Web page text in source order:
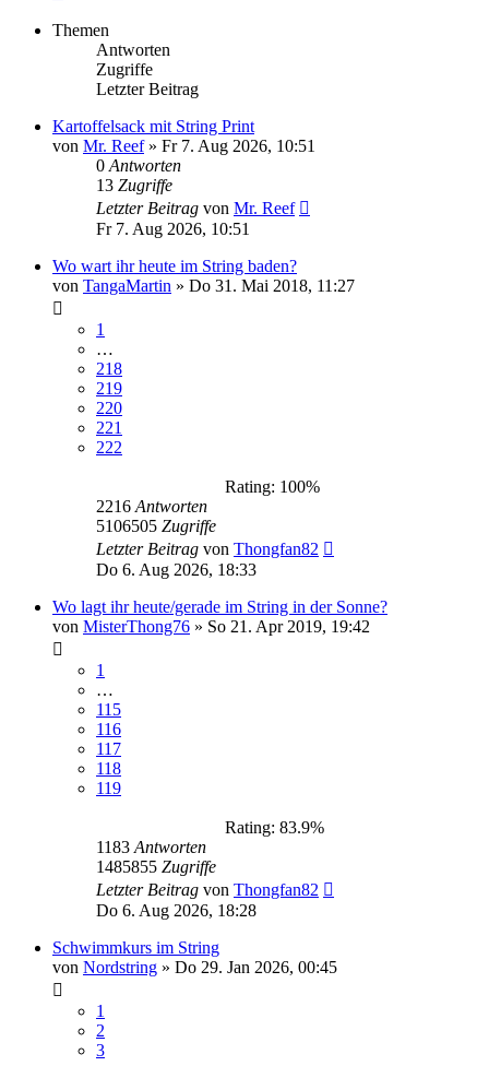
Themen
Antworten
Zugriffe
Letzter Beitrag
Kartoffelsack mit String Print
von Mr. Reef» Fr 7. Aug 2026, 10:51
0 Antworten
13 Zugriffe
Letzter Beitrag von Mr. Reef
Fr 7. Aug 2026, 10:51
Wo wart ihr heute im String baden?
von TangaMartin » Do 31. Mai 2018, 11:27
1
…
218
219
220
221
222
Rating: 100%
2216 Antworten
5106505 Zugriffe
Letzter Beitrag von Thongfan82
Do 6. Aug 2026, 18:33
Wo lagt ihr heute/gerade im String in der Sonne?
von MisterThong76 » So 21. Apr 2019, 19:42
1
…
115
116
117
118
119
Rating: 83.9%
1183 Antworten
1485855 Zugriffe
Letzter Beitrag von Thongfan82
Do 6. Aug 2026, 18:28
Schwimmkurs im String
von Nordstring » Do 29. Jan 2026, 00:45
1
2
3